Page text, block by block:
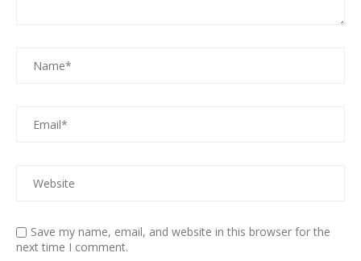
Save my name, email, and website in this browser for the
next time I comment.